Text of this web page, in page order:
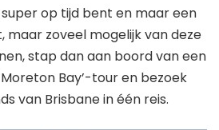
op tijd bent en maar een
maar zoveel mogelijk van deze
stap dan aan boord van een
Moreton Bay’-tour en bezoek
van Brisbane in één reis.